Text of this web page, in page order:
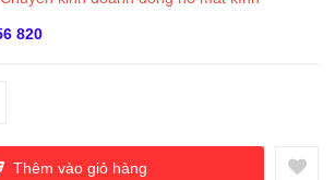
820
Thêm vào giỏ hàng